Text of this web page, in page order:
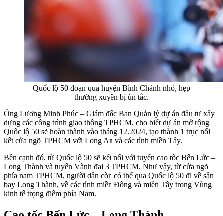
Quốc lộ 50 đoạn qua huyện Bình Chánh nhỏ, hẹp
thường xuyên bị ùn tắc.
Ông Lương Minh Phúc – Giám đốc Ban Quản lý dự án đầu tư xây
dựng các công trình giao thông TPHCM, cho biết dự án mở rộng
Quốc lộ 50 sẽ hoàn thành vào tháng 12.2024, tạo thành 1 trục nối
kết cửa ngõ TPHCM với Long An và các tỉnh miền Tây.
Bên cạnh đó, từ Quốc lộ 50 sẽ kết nối với tuyến cao tốc Bến Lức –
Long Thành và tuyến Vành đai 3 TPHCM. Như vậy, từ cửa ngõ
phía nam TPHCM, người dân còn có thể qua Quốc lộ 50 đi về sân
bay Long Thành, về các tỉnh miền Đông và miền Tây trong Vùng
kinh tế trọng điểm phía Nam.